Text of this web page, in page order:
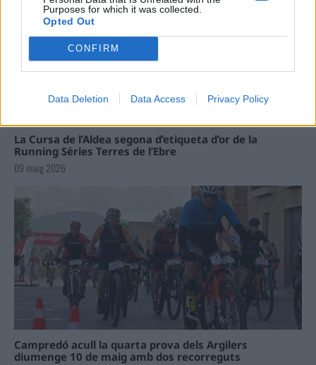
Purposes for which it was collected.
Opted Out
CONFIRM
Data Deletion Data Access Privacy Policy
La Cursa de l’Aldea segona d’etiqueta d’or de la
Running Sèries Terres de l’Ebre
09 maig 2026
Campredó acull la quarta prova dels Argilers
diumenge 10 de maig amb dos recorreguts